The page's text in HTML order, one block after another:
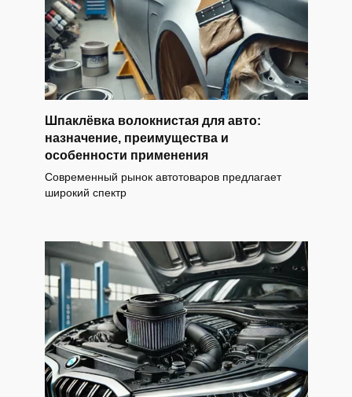
Шпаклёвка волокнистая для авто:
назначение, преимущества и
особенности применения
Современный рынок автотоваров предлагает
широкий спектр